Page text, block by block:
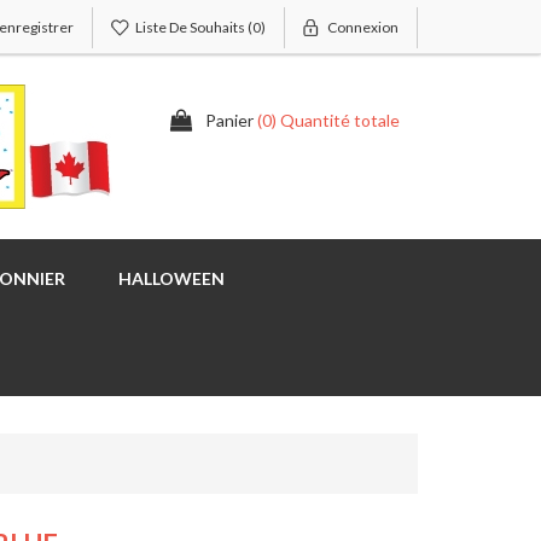
Liste De Souhaits (0) Connexion
Panier(0) Quantité totale
HALLOWEEN